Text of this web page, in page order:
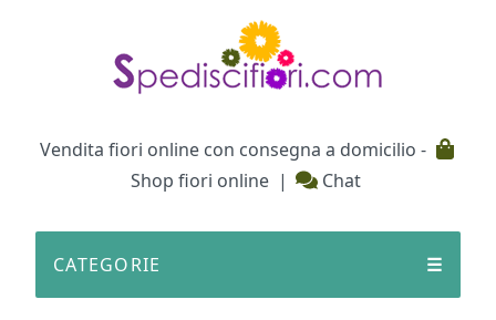
Vendita fiori online con consegna a domicilio -
Shop fiori online | Chat
CATEGORIE ☰